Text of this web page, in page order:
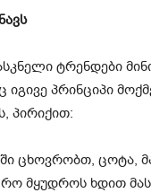
ტრენდები
იგივე პრინციპი
პირიქით:
ცხოვრობთ, ცოტა,
მყუდროს ხდით